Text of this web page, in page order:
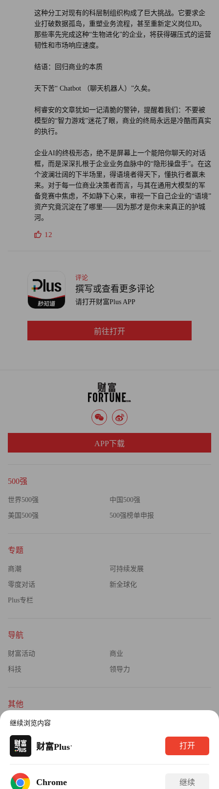
这种分工对现有的科层制组织构成了巨大挑战。它要求企
业打破数据孤岛，重塑业务流程，甚至重新定义岗位JD。
那些率先完成这种“生物进化”的企业，将获得碾压式的运营
韧性和市场响应速度。
结语：回归商业的本质
天下苦“ Chatbot （聊天机器人）”久矣。
柯睿安的文章犹如一记清脆的警钟，提醒着我们：不要被
模型的“智力游戏”迷花了眼，商业的终局永远是冷酷而真实
的执行。
企业AI的终极形态，绝不是屏幕上一个能陪你聊天的对话
框，而是深深扎根于企业业务血脉中的“隐形操盘手”。在这
个波澜壮阔的下半场里，得语境者得天下，懂执行者赢未
来。对于每一位商业决策者而言，与其在通用大模型的军
备竞赛中焦虑，不如静下心来，审视一下自己企业的“语境”
资产究竟沉淀在了哪里——因为那才是你未来真正的护城
河。
12
评论
撰写或查看更多评论
请打开财富Plus APP
前往打开
500强
世界500强 中国500强
美国500强 500强榜单申报
专题
商潮 可持续发展
零度对话 新全球化
Plus专栏
导航
财富活动 商业
科技 领导力
其他
杂志订阅
隐私政策
APP下载
Copyright © 2026财富媒体知识产权有限公司
版权所有，未经书面许可，任何机构不得转载
继续浏览内容
财富Plus· 打开
Chrome 继续